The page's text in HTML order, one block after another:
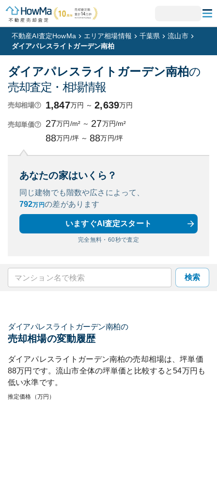
不動産AI査定HowMa エリア相場情報 千葉県
流山市
ダイアパレスライトガーデン南柏
ダイアパレスライトガーデン南柏の
売却査定・相場情報
売却相場 1,847万円 ～ 2,639万円
売却単価 27万円/m² ～ 27万円/m²
88万円/坪 ～ 88万円/坪
あなたの家はいくら？
同じ建物でも階数や広さによって、
792万円の差があります
いますぐAI査定スタート
完全無料・60秒で査定
検索
ダイアパレスライトガーデン南柏の
売却相場の変動履歴
ダイアパレスライトガーデン南柏の売却相場は、坪単価
88万円です。流山市全体の坪単価と比較すると54万円も
低い水準です。
推定価格（万円）